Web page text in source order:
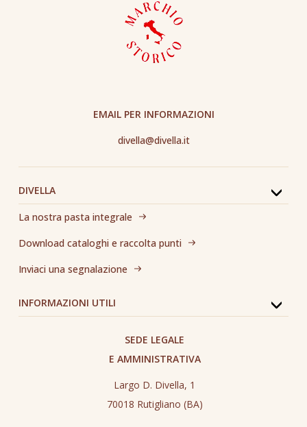
DIVELLA
La nostra pasta integrale
Download cataloghi e raccolta punti
Inviaci una segnalazione
INFORMAZIONI UTILI
EMAIL PER INFORMAZIONI
divella@divella.it
SEDE LEGALE
E AMMINISTRATIVA
Largo D. Divella, 1
70018 Rutigliano (BA)